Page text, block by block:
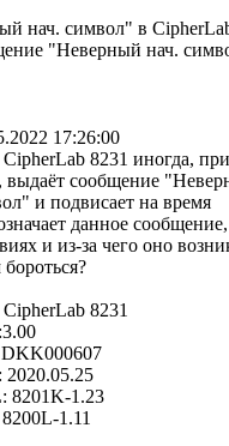
нач. символ" в
"Неверный нач.
17:26:00
8231 иногда,
выдаёт сообщение
и подвисает на время
данное
и из-за чего оно
8231
2020.05.25
8201K-1.23
1.11